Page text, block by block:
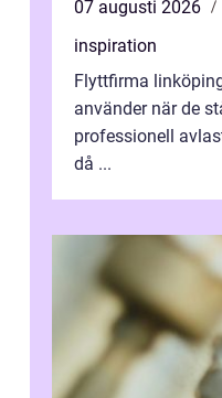
07 augusti 2026
inspiration
Flyttfirma
använder när de
professionell
då ...